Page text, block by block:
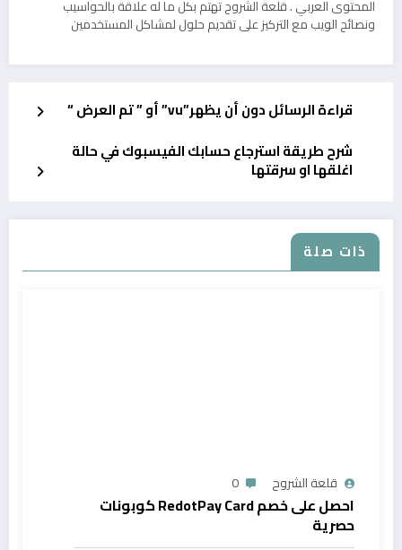
المحتوى العربي . قلعة الشروح تهتم بكل ما له علاقة بالحواسيب
ونصائح الويب مع التركيز على تقديم حلول لمشاكل المستخدمين
قراءة الرسائل دون أن يظهر”vu” أو ” تم العرض “
شرح طريقة استرجاع حسابك الفيسبوك في حالة
اغلقها او سرقتها
ذات صلة
قلعة الشروح 0
احصل على خصم RedotPay Card كوبونات
حصرية